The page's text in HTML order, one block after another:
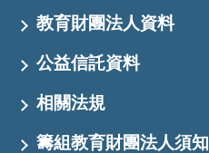
教育財團法人資料
公益信託資料
相關法規
籌組教育財團法人須知